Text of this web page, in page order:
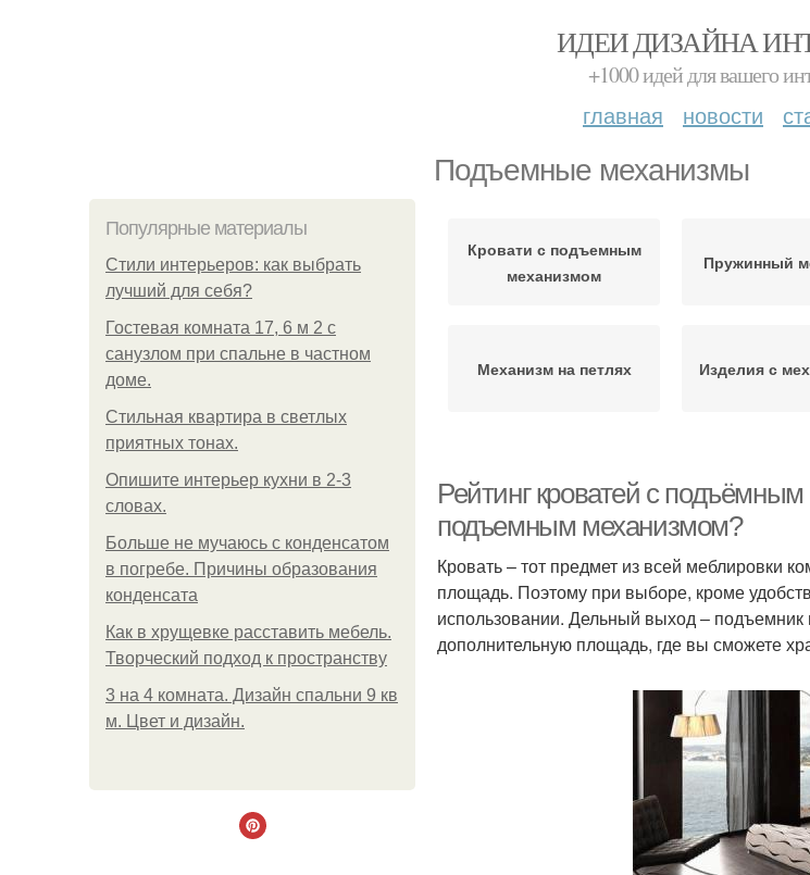
ИДЕИ ДИЗАЙНА
+1000 идей для вашего
главная новости
Подъемные механизмы
Популярные материалы
Стили интерьеров: как выбрать
лучший для себя?
Гостевая комната 17, 6 м 2 с
санузлом при спальне в частном
доме.
Стильная квартира в светлых
приятных тонах.
Опишите интерьер кухни в 2-3
словах.
Больше не мучаюсь с конденсатом
в погребе. Причины образования
конденсата
Как в хрущевке расставить мебель.
Творческий подход к пространству
3 на 4 комната. Дизайн спальни 9 кв
м. Цвет и дизайн.
Кровати с подъемным
механизмом
Пружинный
Механизм на петлях Изделия с
Рейтинг кроватей с
подъемным механизмом?
Кровать – тот предмет из всей меблировки
площадь. Поэтому при выборе, кроме
использовании. Дельный выход –
дополнительную площадь, где вы сможете